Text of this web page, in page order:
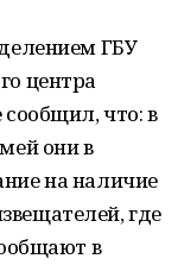
ГБУ
центра
что: в
они в
на наличие
где
в